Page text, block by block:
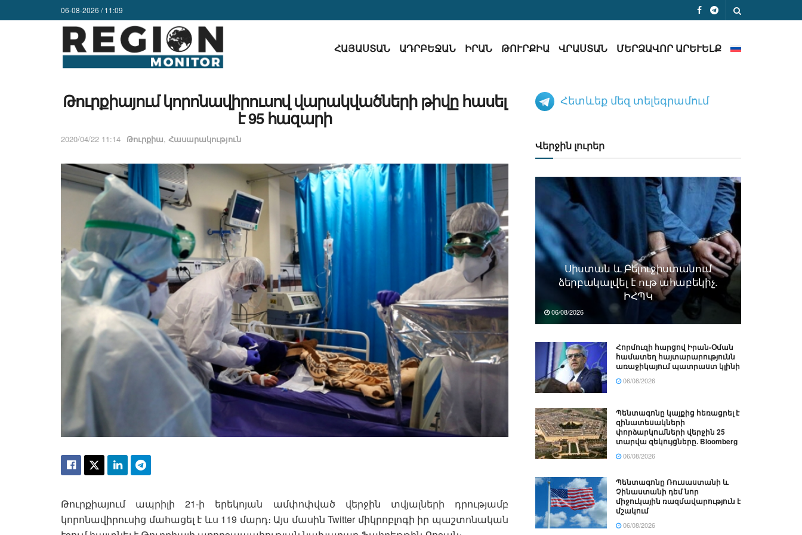
06-08-2026 / 11:09
ՀԱՅԱՍՏԱՆ ԱԴՐԲԵՋԱՆ ԻՐԱՆ ԹՈՒՐՔԻԱ ՎՐԱՍՏԱՆ ՄԵՐՁԱՎՈՐ ԱՐԵՒԵԼՔ
Թուրքիայում կորոնավիրուսով վարակվածների թիվը հասել
է 95 հազարի
2020/04/22 11:14 Թուրքիա, Հասարակություն
Թուրքիայում ապրիլի 21-ի երեկոյան ամփոփված վերջին տվյալների դրությամբ
կորոնավիրուսից մահացել է ևս 119 մարդ։ Այս մասին Twitter միկրոբլոգի իր պաշտոնական
Հետևեք մեզ տելեգրամում
Վերջին լուրեր
Սիստան և Բելուջիստանում
ձերբակալվել է ութ ահաբեկիչ.
ԻՀՊԿ
06/08/2026
Հորմուզի հարցով Իրան-Օման
համատեղ հայտարարությունն
առաջիկայում պատրաստ կլինի
06/08/2026
Պենտագոնը կայքից հեռացրել է
զինատեսակների
փորձարկումների վերջին 25
տարվա զեկույցները. Bloomberg
06/08/2026
Պենտագոնը Ռուսաստանի և
Չինաստանի դեմ նոր
միջուկային ռազմավարություն է
մշակում
06/08/2026